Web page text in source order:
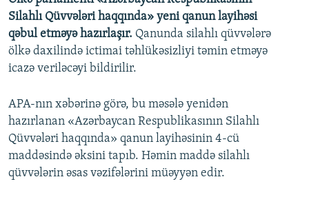
XƏBƏR BÜLLETENLƏRIMIZ
Silahlı Qüvvələri haqqında» yeni qanun layihəsi
qəbul etməyə hazırlaşır. Qanunda silahlı qüvvələrə
ölkə daxilində ictimai təhlükəsizliyi təmin etməyə
icazə veriləcəyi bildirilir.
APA-nın xəbərinə görə, bu məsələ yenidən
hazırlanan «Azərbaycan Respublikasının Silahlı
Qüvvələri haqqında» qanun layihəsinin 4-cü
maddəsində əksini tapıb. Həmin maddə silahlı
qüvvələrin əsas vəzifələrini müəyyən edir.